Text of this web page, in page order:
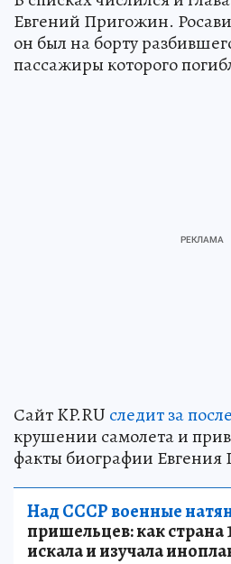
Евгений Пригожин.
он был на борту
пассажиры которого
Сайт KP.RU следит за
крушении самолета и
факты биографии
Над СССР военные
пришельцев: как страна
искала и изучала